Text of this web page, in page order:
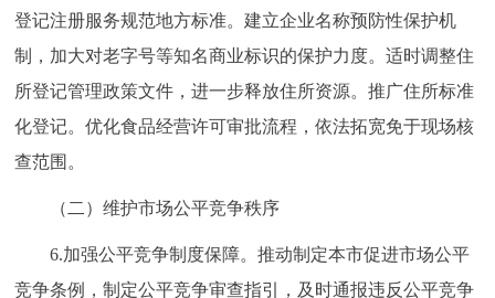
登记注册服务规范地方标准。建立企业名称预防性保护机
制，加大对老字号等知名商业标识的保护力度。适时调整住
所登记管理政策文件，进一步释放住所资源。推广住所标准
化登记。优化食品经营许可审批流程，依法拓宽免于现场核
查范围。
（二）维护市场公平竞争秩序
6.加强公平竞争制度保障。推动制定本市促进市场公平
竞争条例，制定公平竞争审查指引，及时通报违反公平竞争